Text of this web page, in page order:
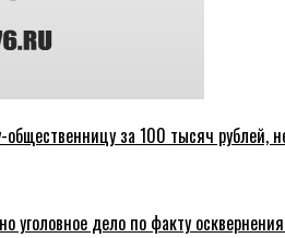
за 100 тысяч рублей,
уголовное дело по факту